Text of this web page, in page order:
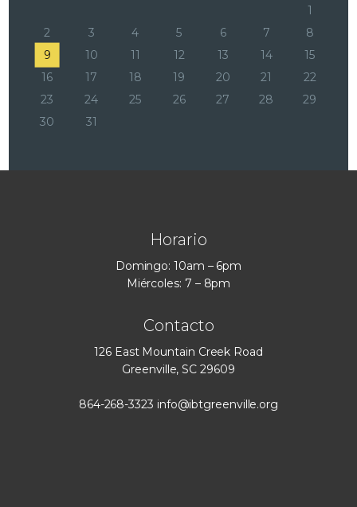
1
2
3 4 5 6 7
8
9
10 11 12 13 14
15
16
17 18 19 20 21
22
23
24 25 26 27 28
29
30
31
Horario
Domingo: 10am – 6pm
Miércoles: 7 – 8pm
Contacto
126 East Mountain Creek Road
Greenville, SC 29609
864-268-3323 info@ibtgreenville.org